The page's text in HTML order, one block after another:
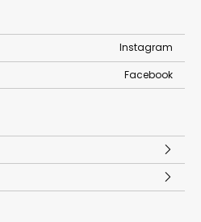
Instagram
Facebook